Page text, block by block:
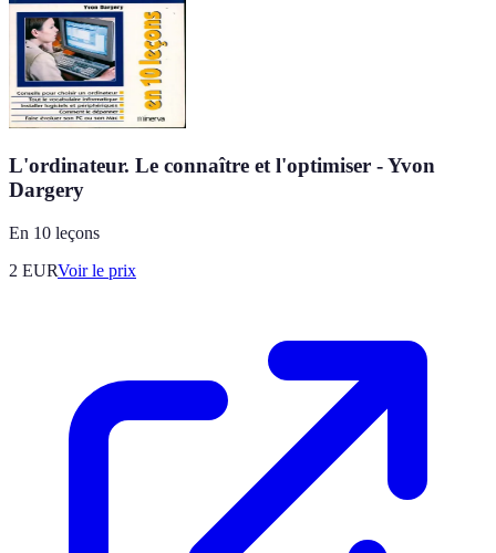
L'ordinateur. Le connaître et l'optimiser - Yvon
Dargery
En 10 leçons
2 EURVoir le prix